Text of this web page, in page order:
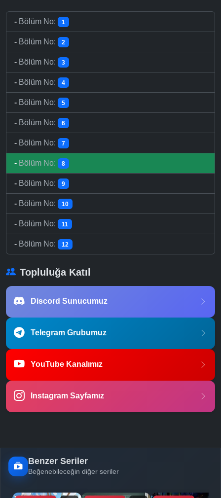
- Bölüm No: 1
- Bölüm No: 2
- Bölüm No: 3
- Bölüm No: 4
- Bölüm No: 5
- Bölüm No: 6
- Bölüm No: 7
- Bölüm No: 8
- Bölüm No: 9
- Bölüm No: 10
- Bölüm No: 11
- Bölüm No: 12
Topluluğa Katıl
Discord Sunucumuz
Telegram Grubumuz
YouTube Kanalımız
Instagram Sayfamız
Benzer Seriler
Beğenebileceğin diğer seriler